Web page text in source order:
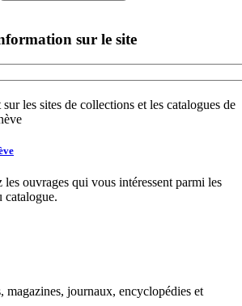
sur le site
les sites de collections et les catalogues de
ouvrages qui vous intéressent parmi les
catalogue.
magazines, journaux, encyclopédies et